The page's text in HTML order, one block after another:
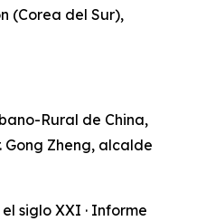
(Corea del Sur),
Rural de China,
Gong Zheng, alcalde
siglo XXI · Informe